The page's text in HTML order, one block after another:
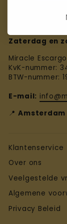
Maandag –
Zaterdag en
Miracle
KvK-nummer:
BTW-nummer:
E-mail:
📍Amsterdam
Klantenservice
Over ons
Veelgestelde
Algemene
Privacy Beleid